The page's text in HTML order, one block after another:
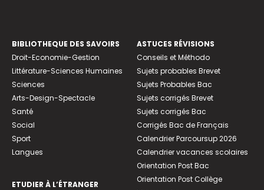
BIBLIOTHEQUE DES SAVOIRS
Droit-Economie-Gestion
Littérature-Sciences Humaines
Sciences
Arts-Design-Spectacle
Santé
Social
Sport
Langues
ETUDIER À L’ÉTRANGER
ASTUCES RÉVISIONS
Conseils et Méthodo
Sujets probables Brevet
Sujets Probables Bac
Sujets corrigés Brevet
Sujets corrigés Bac
Corrigés Bac de Français
Calendrier Parcoursup 2026
Calendrier vacances scolaires
Orientation Post Bac
Orientation Post Collège